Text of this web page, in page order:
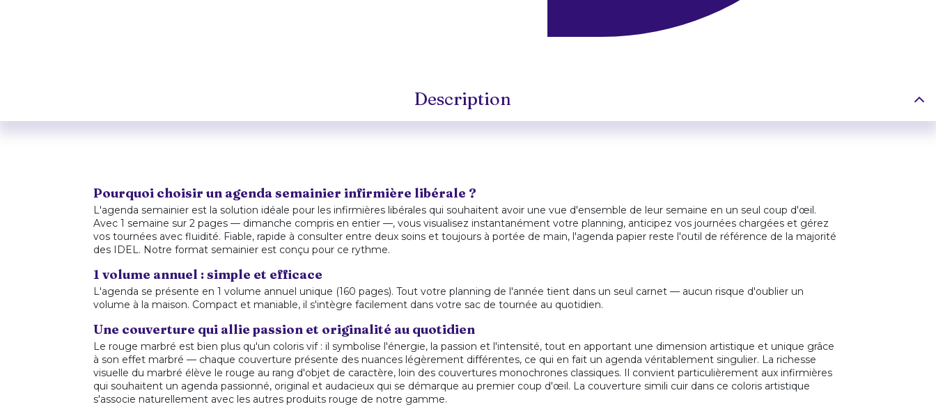
Description
Pourquoi choisir un agenda semainier infirmière libérale ?
L'agenda semainier est la solution idéale pour les infirmières libérales qui souhaitent avoir une vue d'ensemble de leur semaine en un seul coup d'œil.
Avec 1 semaine sur 2 pages — dimanche compris en entier —, vous visualisez instantanément votre planning, anticipez vos journées chargées et gérez
vos tournées avec fluidité. Fiable, rapide à consulter entre deux soins et toujours à portée de main, l'agenda papier reste l'outil de référence de la majorité
des IDEL. Notre format semainier est conçu pour ce rythme.
1 volume annuel : simple et efficace
L'agenda se présente en 1 volume annuel unique (160 pages). Tout votre planning de l'année tient dans un seul carnet — aucun risque d'oublier un
volume à la maison. Compact et maniable, il s'intègre facilement dans votre sac de tournée au quotidien.
Une couverture qui allie passion et originalité au quotidien
Le rouge marbré est bien plus qu'un coloris vif : il symbolise l'énergie, la passion et l'intensité, tout en apportant une dimension artistique et unique grâce
à son effet marbré — chaque couverture présente des nuances légèrement différentes, ce qui en fait un agenda véritablement singulier. La richesse
visuelle du marbré élève le rouge au rang d'objet de caractère, loin des couvertures monochrones classiques. Il convient particulièrement aux infirmières
qui souhaitent un agenda passionné, original et audacieux qui se démarque au premier coup d'œil. La couverture simili cuir dans ce coloris artistique
s'associe naturellement avec les autres produits rouge de notre gamme.